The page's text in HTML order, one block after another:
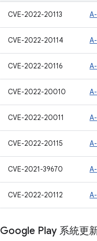
CVE-2022-20113
CVE-2022-20114
CVE-2022-20116
CVE-2022-20010
CVE-2022-20011
CVE-2022-20115
CVE-2021-39670
CVE-2022-20112
Google Play 系統更